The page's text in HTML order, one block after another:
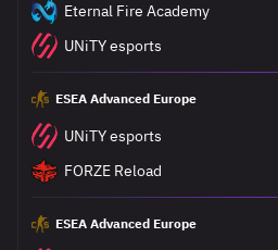
Eternal Fire Academy
UNiTY esports
ESEA Advanced Europe
UNiTY esports
FORZE Reload
ESEA Advanced Europe